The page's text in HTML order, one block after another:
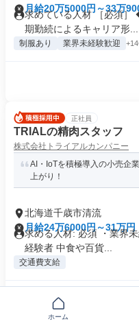
月給20万5000円～33万
求めている人材 ［必須
期勤続によるキャリア形...
制服あり 業界未経験歓迎
正社員
TRIALの精肉スタッフ
株式会社トライアルカンパニー
AI・IoTを積極導入の小売企
上がり！
北海道千歳市清流
月給24万6000円～31万円
求める人材: 必須 ・業界
経験者 中食や百貨...
交通費支給
ホーム